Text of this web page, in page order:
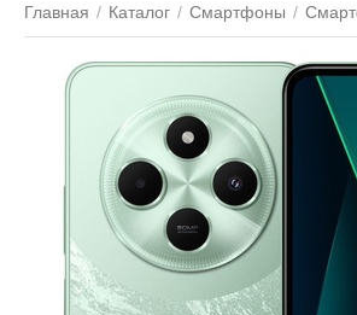
Главная / Каталог / Смартфоны /